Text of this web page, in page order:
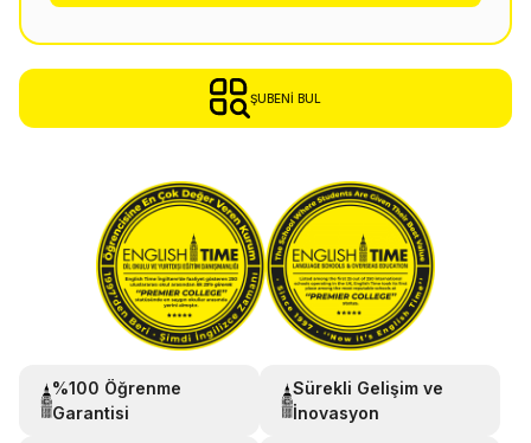
ŞUBENI BUL
%100 Öğrenme
Garantisi
Sürekli Gelişim ve
İnovasyon